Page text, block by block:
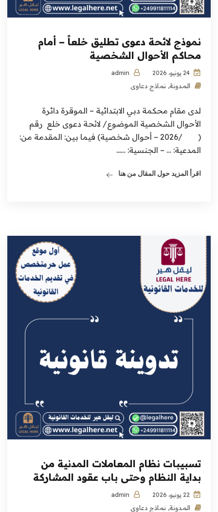
نموذج لائحة دعوى تطليق خلعاً – أمام
محاكم الأحوال الشخصية
المدونة, نماذج دعاوى
لدى مقام محكمة دبي الابتدائية – الموقرة دائرة
الأحوال الشخصية الموضوع/ لائحة دعوى خلع رقم
( /2026 – أحوال شخصية) فيما بين: المقدمة من:
المدعية: … – الجنسية: …...
اقرأ المزيد حول المقال من هنا
تسبيبات نظام المعاملات المدنية من
بداية النظام وحتى باب عقود المشاركة
المدونة, نماذج دعاوى